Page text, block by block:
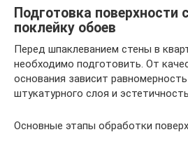
Подготовка поверхности
поклейку обоев
Перед шпаклеванием стены в
необходимо подготовить. От
основания зависит
штукатурного слоя и
Основные этапы обработки